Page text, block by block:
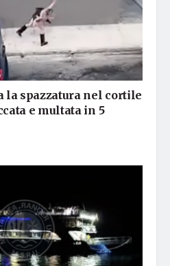
la spazzatura nel cortile
e multata in 5